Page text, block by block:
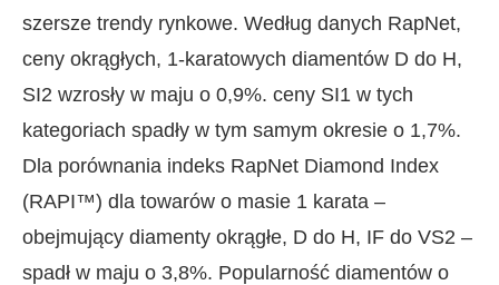
szersze trendy rynkowe. Według danych RapNet,
ceny okrągłych, 1-karatowych diamentów D do H,
SI2 wzrosły w maju o 0,9%. ceny SI1 w tych
kategoriach spadły w tym samym okresie o 1,7%.
Dla porównania indeks RapNet Diamond Index
(RAPI™) dla towarów o masie 1 karata –
obejmujący diamenty okrągłe, D do H, IF do VS2 –
spadł w maju o 3,8%. Popularność diamentów o